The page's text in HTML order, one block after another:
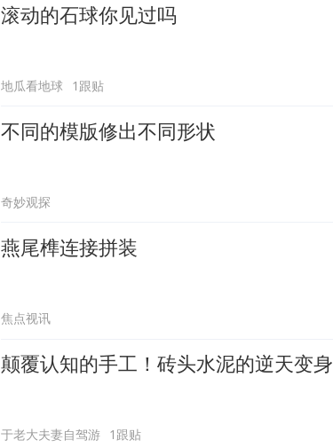
滚动的石球你见过吗
地瓜看地球 1跟贴
不同的模版修出不同形状
奇妙观探
燕尾榫连接拼装
焦点视讯
颠覆认知的手工！砖头水泥的逆天变身
于老大夫妻自驾游 1跟贴